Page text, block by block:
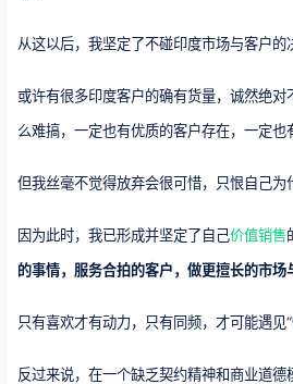
从这以后，我坚定了不碰印度市场与客户的
或许有很多印度客户的确有货量，诚然绝
么难搞，一定也有优质的客户存在，一定也
但我丝毫不觉得放弃会很可惜，只恨自己为
因为此时，我已形成并坚定了自己价值销售
的事情，服务合拍的客户，做更擅长的市场
只有喜欢才有动力，只有同频，才可能遇见“
反过来说，在一个缺乏契约精神和商业道